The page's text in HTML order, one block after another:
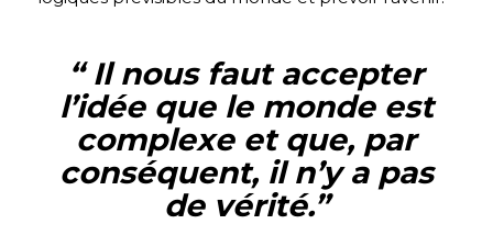
“ Il nous faut accepter
l’idée que le monde est
complexe et que, par
conséquent, il n’y a pas
de vérité.”